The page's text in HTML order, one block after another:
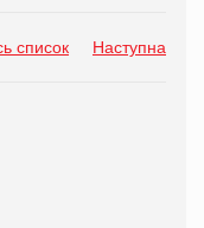
список Наступна